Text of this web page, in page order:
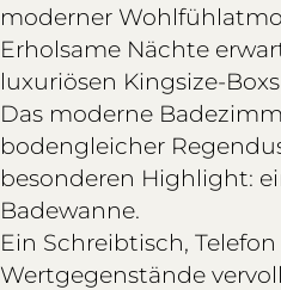
moderner
Erholsame Nächte
luxuriösen Kingsize-
Das moderne
bodengleicher
besonderen Highlight:
Badewanne.
Ein Schreibtisch,
Wertgegenstände